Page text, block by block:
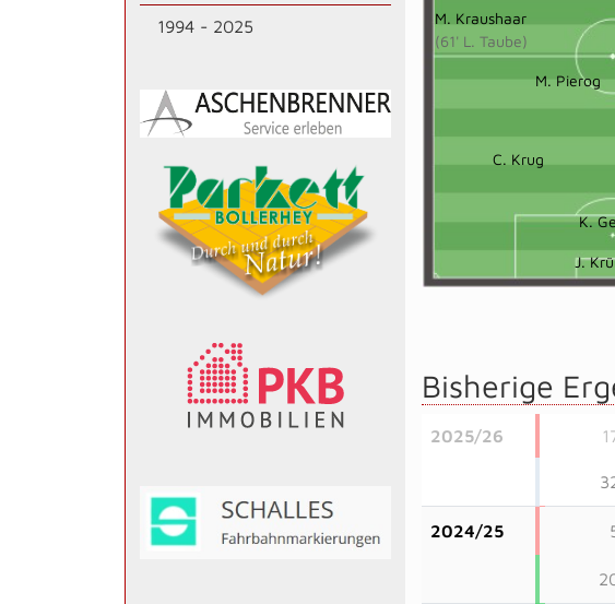
1994 - 2025
M. Kraushaar
(61' L. Taube)
M. Pierog
C. Krug
K.
J.
Bisherige
2025/26
2024/25